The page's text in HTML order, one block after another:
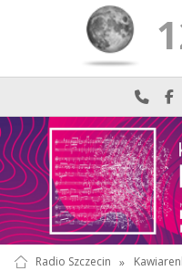
Radio Szczecin »